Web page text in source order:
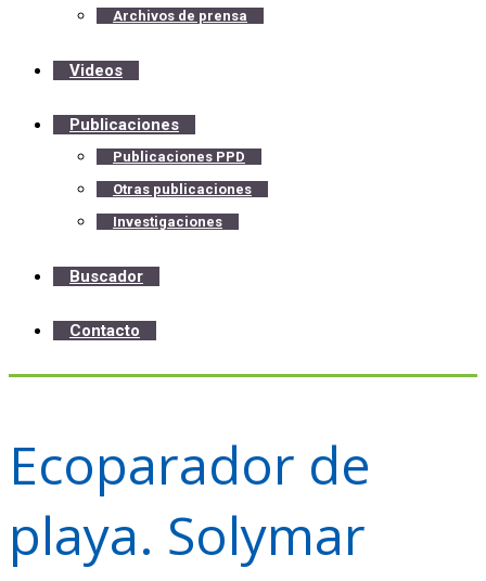
Archivos de prensa
Videos
Publicaciones
Publicaciones PPD
Otras publicaciones
Investigaciones
Buscador
Contacto
Ecoparador de
playa. Solymar